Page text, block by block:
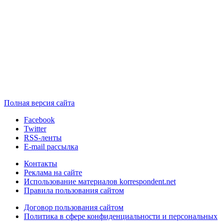
Полная версия сайта
Facebook
Twitter
RSS-ленты
E-mail рассылка
Контакты
Реклама на сайте
Использование материалов korrespondent.net
Правила пользования сайтом
Договор пользования сайтом
Политика в сфере конфиденциальности и персональных